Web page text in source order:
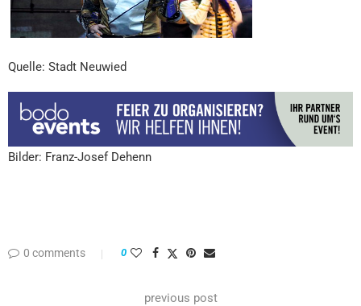
Quelle: Stadt Neuwied
Bilder: Franz-Josef Dehenn
0 comments 0
previous post